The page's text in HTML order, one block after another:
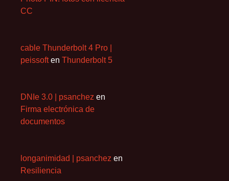
CC
cable Thunderbolt 4 Pro |
peissoften Thunderbolt 5
DNIe 3.0 | psanchez en
Firma electrónica de
documentos
longanimidad | psanchez en
Resiliencia